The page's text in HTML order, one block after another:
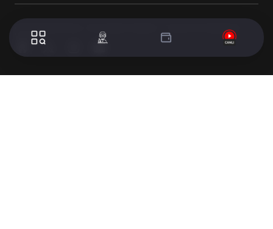
© 2024 WorldTurk. Tüm Hakları Saklıdır. - Tasarım & Geliştirme :
Volion's